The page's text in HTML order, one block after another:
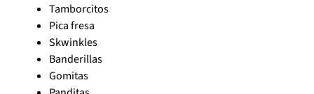
Tamborcitos
Pica fresa
Skwinkles
Banderillas
Gomitas